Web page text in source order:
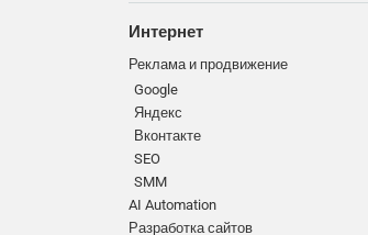
Интернет
Реклама и продвижение
Google
Яндекс
Вконтакте
SEO
SMM
AI Automation
Разработка сайтов